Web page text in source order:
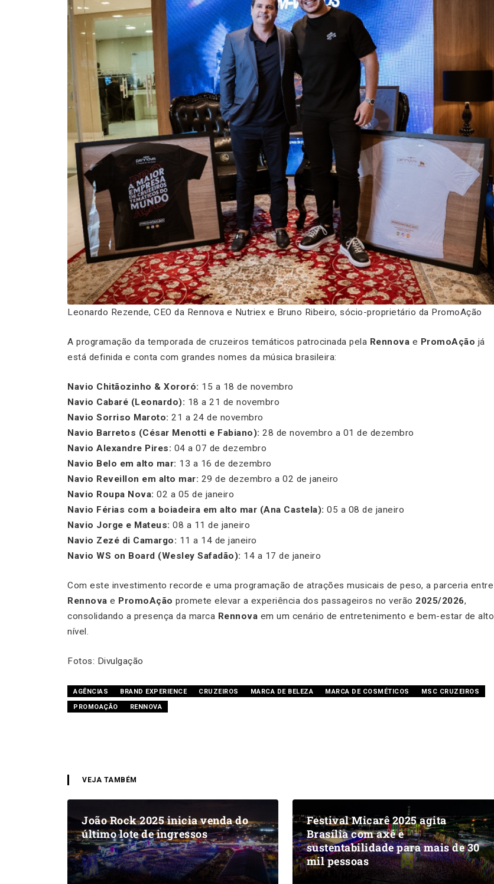
Leonardo Rezende, CEO da Rennova e Nutriex e Bruno Ribeiro, sócio-proprietário da PromoAção
A programação da temporada de cruzeiros temáticos patrocinada pela Rennova e PromoAção já
está definida e conta com grandes nomes da música brasileira:
Navio Chitãozinho & Xororó: 15 a 18 de novembro
Navio Cabaré (Leonardo): 18 a 21 de novembro
Navio Sorriso Maroto: 21 a 24 de novembro
Navio Barretos (César Menotti e Fabiano): 28 de novembro a 01 de dezembro
Navio Alexandre Pires: 04 a 07 de dezembro
Navio Belo em alto mar: 13 a 16 de dezembro
Navio Reveillon em alto mar: 29 de dezembro a 02 de janeiro
Navio Roupa Nova: 02 a 05 de janeiro
Navio Férias com a boiadeira em alto mar (Ana Castela): 05 a 08 de janeiro
Navio Jorge e Mateus: 08 a 11 de janeiro
Navio Zezé di Camargo: 11 a 14 de janeiro
Navio WS on Board (Wesley Safadão): 14 a 17 de janeiro
Com este investimento recorde e uma programação de atrações musicais de peso, a parceria entre
Rennova e PromoAção promete elevar a experiência dos passageiros no verão 2025/2026,
consolidando a presença da marca Rennova em um cenário de entretenimento e bem-estar de alto
nível.
Fotos: Divulgação
AGÊNCIAS BRAND EXPERIENCE CRUZEIROS MARCA DE BELEZA MARCA DE COSMÉTICOS
MSC CRUZEIROS
PROMOAÇÃO
RENNOVA
VEJA TAMBÉM
João Rock 2025 inicia venda do
último lote de ingressos
Festival Micarê 2025 agita
Brasília com axé e
sustentabilidade para mais de 30
mil pessoas